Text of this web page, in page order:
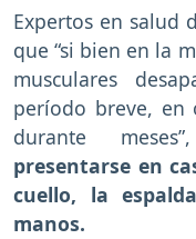
Expertos en salud
que “si bien en la
musculares
período breve, en
durante
presentarse en
cuello, la
manos.